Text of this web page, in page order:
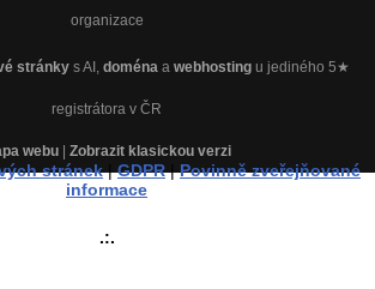
organizace
stránky s AI, doména a webhosting u jediného 5★
registrátora v ČR
webu Zobrazit klasickou verzi
stránek|GDPR|Povinně zveřejňované
informace
.:.